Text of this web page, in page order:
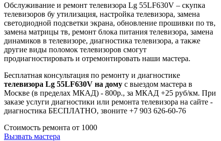
Обслуживание и ремонт телевизора Lg 55LF630V – скупка
телевизоров бу утилизация, настройка телевизора, замена
светодиодной подсветки экрана, обновление прошивки по тв,
замена матрицы тв, ремонт блока питания телевизора, замена
динамиков в телевизоре, диагностика телевизора, а также
другие виды поломок телевизоров смогут
продиагностировать и отремонтировать наши мастера.
Бесплатная консультация по ремонту и диагностике
телевизора Lg 55LF630V на дому с выездом мастера в
Москве (в пределах МКАД) - 800р., за МКАД +25 руб/км. При
заказе услуги диагностики или ремонта телевизора на сайте -
диагностика БЕСПЛАТНО, звоните +7 903 626-60-76
Стоимость ремонта от 1000
Вызвать мастера